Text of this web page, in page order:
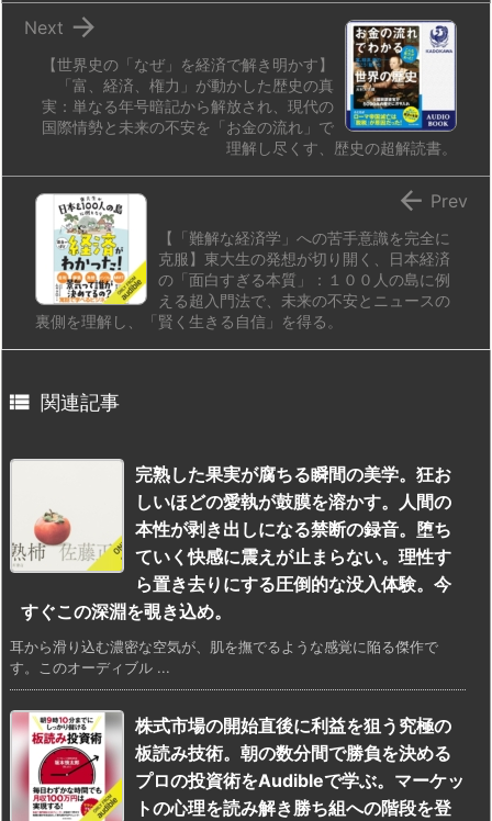
【世界史の「なぜ」を経済で解き明かす】
「富、経済、権力」が動かした歴史の真
実：単なる年号暗記から解放され、現代の
国際情勢と未来の不安を「お金の流れ」で
理解し尽くす、歴史の超解読書。

Next
【「難解な経済学」への苦手意識を完全に
克服】東大生の発想が切り開く、日本経済
の「面白すぎる本質」：１００人の島に例
える超入門法で、未来の不安とニュースの
裏側を理解し、「賢く生きる自信」を得る。
 Prev
 関連記事
完熟した果実が腐ちる瞬間の美学。狂お
しいほどの愛執が鼓膜を溶かす。人間の
本性が剥き出しになる禁断の録音。堕ち
ていく快感に震えが止まらない。理性す
ら置き去りにする圧倒的な没入体験。今
すぐこの深淵を覗き込め。
耳から滑り込む濃密な空気が、肌を撫でるような感覚に陥る傑作で
す。このオーディブル ...
株式市場の開始直後に利益を狙う究極の
板読み技術。朝の数分間で勝負を決める
プロの投資術をAudibleで学ぶ。マーケッ
トの心理を読み解き勝ち組への階段を登